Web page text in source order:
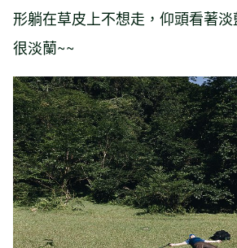
形躺在草皮上不想走，仰頭看著
很淡蘭~~